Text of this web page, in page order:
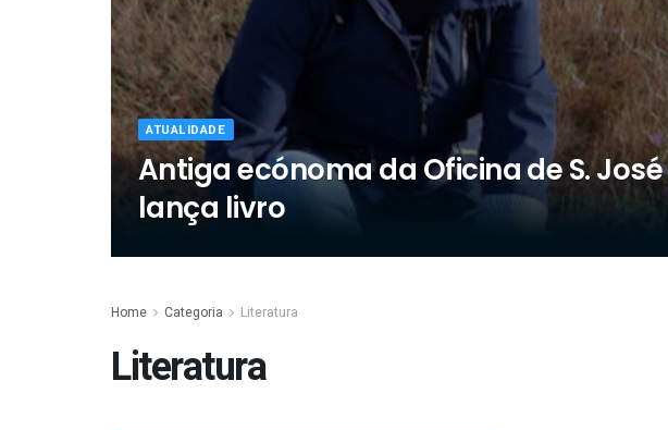
ATUALIDADE
Antiga ecónoma da Oficina de S. José
lança livro
Home Categoria Literatura
Literatura